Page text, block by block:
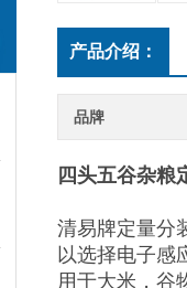
产品介绍：
品牌
四头五谷杂粮
清易牌定量分
以选择电子感
用于大米，谷